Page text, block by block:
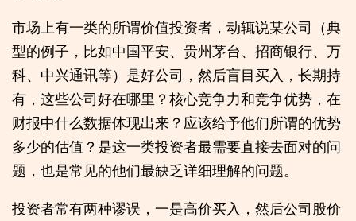
市场上有一类的所谓价值投资者，动辄说某公司（典
型的例子，比如中国平安、贵州茅台、招商银行、万
科、中兴通讯等）是好公司，然后盲目买入，长期持
有，这些公司好在哪里？核心竞争力和竞争优势，在
财报中什么数据体现出来？应该给予他们所谓的优势
多少的估值？是这一类投资者最需要直接去面对的问
题，也是常见的他们最缺乏详细理解的问题。
投资者常有两种谬误，一是高价买入，然后公司股价